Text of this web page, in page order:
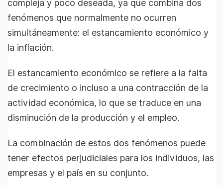
compleja y poco deseada, ya que combina dos
fenómenos que normalmente no ocurren
simultáneamente: el estancamiento económico y
la inflación.
El estancamiento económico se refiere a la falta
de crecimiento o incluso a una contracción de la
actividad económica, lo que se traduce en una
disminución de la producción y el empleo.
La combinación de estos dos fenómenos puede
tener efectos perjudiciales para los individuos, las
empresas y el país en su conjunto.